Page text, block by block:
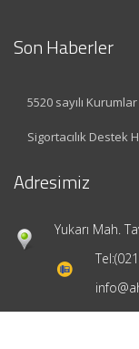
Son Haberler
5520 sayılı
Sigortacılık Destek
Adresimiz
Yukarı Mah.
Tel: